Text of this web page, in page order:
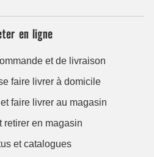
en ligne
et de livraison
faire livrer à domicile
faire livrer au magasin
retirer en magasin
et catalogues